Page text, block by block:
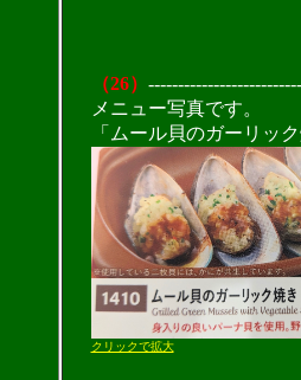
（26）
メニュー写真です。
「ムール貝のガーリッ
クリックで拡大